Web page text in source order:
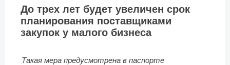
До трех лет будет увеличен срок
планирования поставщиками
закупок у малого бизнеса
Такая мера предусмотрена в паспорте